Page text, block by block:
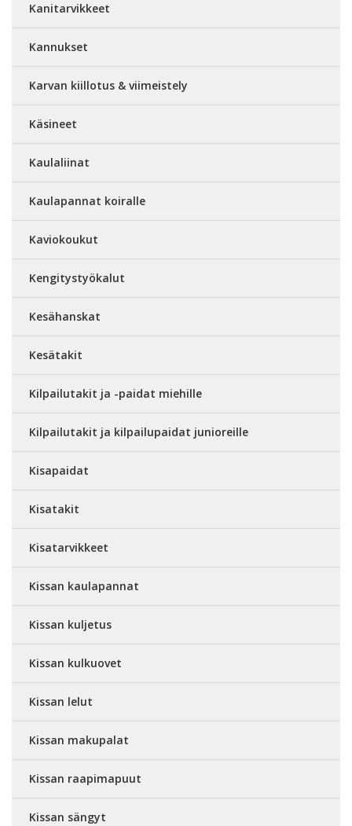
Kanitarvikkeet
Kannukset
Karvan kiillotus & viimeistely
Käsineet
Kaulaliinat
Kaulapannat koiralle
Kaviokoukut
Kengitystyökalut
Kesähanskat
Kesätakit
Kilpailutakit ja -paidat miehille
Kilpailutakit ja kilpailupaidat junioreille
Kisapaidat
Kisatakit
Kisatarvikkeet
Kissan kaulapannat
Kissan kuljetus
Kissan kulkuovet
Kissan lelut
Kissan makupalat
Kissan raapimapuut
Kissan sängyt